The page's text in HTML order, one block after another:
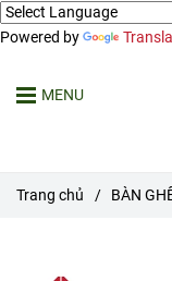
Powered by
MENU
Trang chủ / BÀN